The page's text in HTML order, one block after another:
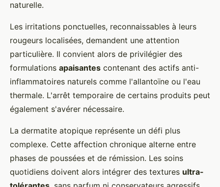
naturelle.
Les irritations ponctuelles, reconnaissables à leurs
rougeurs localisées, demandent une attention
particulière. Il convient alors de privilégier des
formulations apaisantes contenant des actifs anti-
inflammatoires naturels comme l'allantoïne ou l'eau
thermale. L'arrêt temporaire de certains produits peut
également s'avérer nécessaire.
La dermatite atopique représente un défi plus
complexe. Cette affection chronique alterne entre
phases de poussées et de rémission. Les soins
quotidiens doivent alors intégrer des textures ultra-